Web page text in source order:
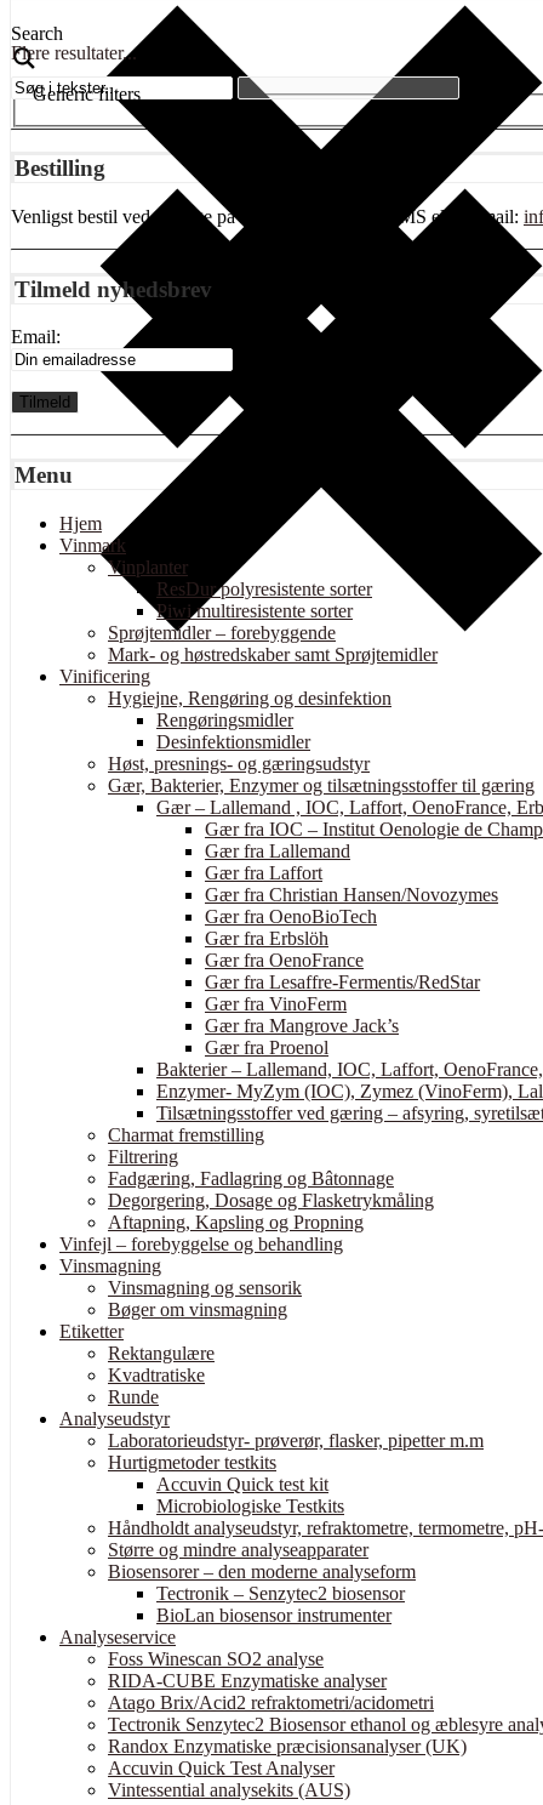
Search
Flere resultater...
Generic filters
Bestilling
Venligst bestil ved at ringe på tlf 20416249, send SMS eller Email:
Tilmeld nyhedsbrev
Email:
Menu
Hjem
Vinmark
Vinplanter
ResDur polyresistente sorter
Piwi multiresistente sorter
Sprøjtemidler – forebyggende
Mark- og høstredskaber samt Sprøjtemidler
Vinificering
Hygiejne, Rengøring og desinfektion
Rengøringsmidler
Desinfektionsmidler
Høst, presnings- og gæringsudstyr
Gær, Bakterier, Enzymer og tilsætningsstoffer til gæring
Gær – Lallemand , IOC, Laffort, OenoFrance,
Gær fra IOC – Institut Oenologie de
Gær fra Lallemand
Gær fra Laffort
Gær fra Christian Hansen/Novozymes
Gær fra OenoBioTech
Gær fra Erbslöh
Gær fra OenoFrance
Gær fra Lesaffre-Fermentis/RedStar
Gær fra VinoFerm
Gær fra Mangrove Jack’s
Gær fra Proenol
Bakterier – Lallemand, IOC, Laffort,
Enzymer- MyZym (IOC), Zymez (VinoFerm),
Tilsætningsstoffer ved gæring – afsyring,
Charmat fremstilling
Filtrering
Fadgæring, Fadlagring og Bâtonnage
Degorgering, Dosage og Flasketrykmåling
Aftapning, Kapsling og Propning
Vinfejl – forebyggelse og behandling
Vinsmagning
Vinsmagning og sensorik
Bøger om vinsmagning
Etiketter
Rektangulære
Kvadtratiske
Runde
Analyseudstyr
Laboratorieudstyr- prøverør, flasker, pipetter m.m
Hurtigmetoder testkits
Accuvin Quick test kit
Microbiologiske Testkits
Håndholdt analyseudstyr, refraktometre, termometre,
Større og mindre analyseapparater
Biosensorer – den moderne analyseform
Tectronik – Senzytec2 biosensor
BioLan biosensor instrumenter
Analyseservice
Foss Winescan SO2 analyse
RIDA-CUBE Enzymatiske analyser
Atago Brix/Acid2 refraktometri/acidometri
Tectronik Senzytec2 Biosensor ethanol og æblesyre
Randox Enzymatiske præcisionsanalyser (UK)
Accuvin Quick Test Analyser
Vintessential analysekits (AUS)